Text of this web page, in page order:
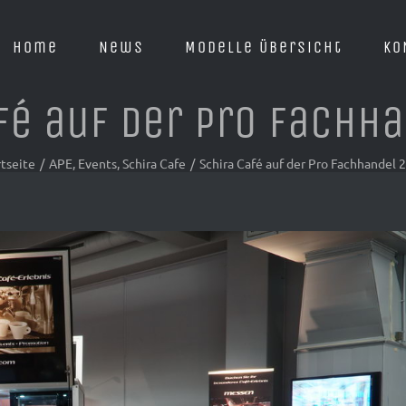
Home News Modelle Übersicht
auf der Pro
/ APE Events Schira Cafe / Schira Café auf der Pro Fachhandel